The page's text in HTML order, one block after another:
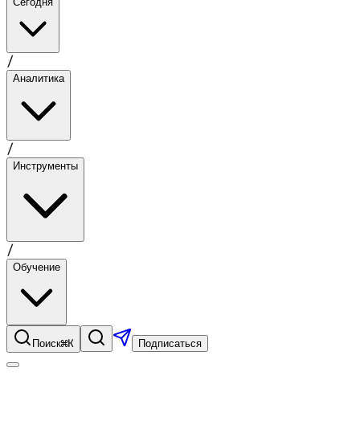
/
Аналитика
/
Инструменты
/
Обучение
Поиск⌘K Подписаться